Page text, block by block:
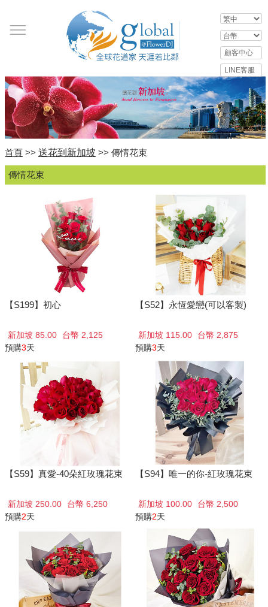
首頁 >> 送花到新加坡 >> 傳情花束
傳情花束
【S199】初心
新加坡 85.00
台幣 2,125
預購3天
【S52】永恆愛戀(可以客製)
新加坡 115.00
台幣 2,875
預購3天
【S59】真愛-40朵紅玫瑰花束
新加坡 250.00
台幣 6,250
預購2天
【S94】唯一的你-紅玫瑰花束
新加坡 100.00
台幣 2,500
預購2天